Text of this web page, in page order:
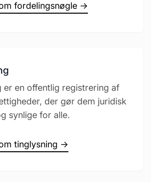
fordelingsnøgle →
er en offentlig registrering af
der gør dem juridisk
synlige for alle.
tinglysning →